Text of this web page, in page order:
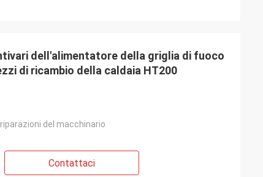
dell'alimentatore della griglia di fuoco
di ricambio della caldaia HT200
del macchinario
Contattaci